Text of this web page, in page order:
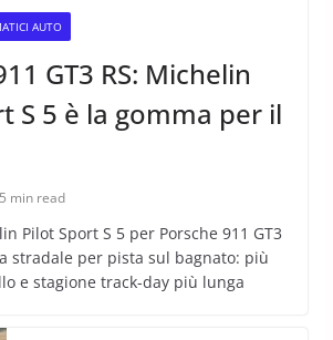
AUTO
GT3 RS: Michelin
S 5 è la gomma per il
5 min read
Pilot Sport S 5 per Porsche 911 GT3
stradale per pista sul bagnato: più
e stagione track-day più lunga